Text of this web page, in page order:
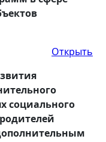
Открыть
социального